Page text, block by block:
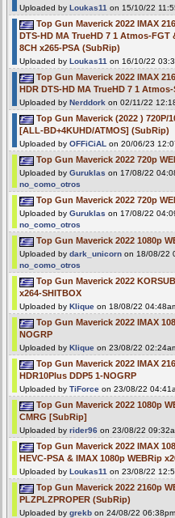
Uploaded by Loukas11 on 15/10/22
Top Gun Maverick 2022 IMAX
DTS-HD MA TrueHD 7 1 Atmos-FGT
8CH x265-PSA (SubRip)
Uploaded by Loukas11 on 16/10/22
Top Gun Maverick 2022 IMAX
HDR DTS-HD MA TrueHD 7 1
Uploaded by Nerddork on 02/11/22
Top Gun Maverick (2022 ) 720P/
[ALL-BD+4KUHD/ATMOS] (SubRip)
Uploaded by OFFiCiAL on 20/06/23
Top Gun Maverick 2022 720p
Uploaded by Guruklas on 17/08/22
no_como_otros
Top Gun Maverick 2022 720p
Uploaded by Guruklas on 17/08/22
no_como_otros
Top Gun Maverick 2022 1080p
Uploaded by dark_unicorn on 18/08/22
no_como_otros
Top Gun Maverick 2022
x264-SHITBOX
Uploaded by Klique on 18/08/22
Top Gun Maverick 2022 IMAX
NOGRP
Uploaded by Klique on 23/08/22
Top Gun Maverick 2022 IMAX
HDR10Plus DDP5 1-NOGRP
Uploaded by TiForce on 23/08/22
Top Gun Maverick 2022 1080p
CMRG [SubRip]
Uploaded by rider96 on 23/08/22
Top Gun Maverick 2022 IMAX
HEVC-PSA & IMAX 1080p WEBRip
Uploaded by Loukas11 on 23/08/22
Top Gun Maverick 2022 2160p
PLZPLZPROPER (SubRip)
Uploaded by grekb on 24/08/22 06:38pm